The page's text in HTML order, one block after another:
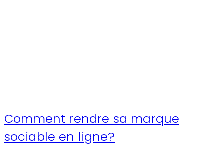
Comment rendre sa marque
sociable en ligne?